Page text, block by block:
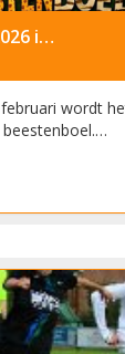
Aftrap Carnaval 2026 in Kampzicht
wordt